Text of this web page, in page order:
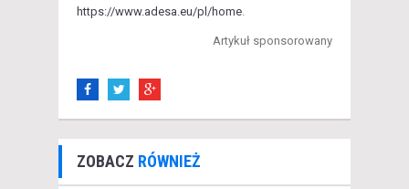
https://www.adesa.eu/pl/home.
Artykuł sponsorowany
ZOBACZ RÓWNIEŻ